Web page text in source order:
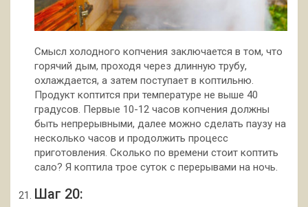
Смысл холодного копчения заключается в том, что
горячий дым, проходя через длинную трубу,
охлаждается, а затем поступает в коптильню.
Продукт коптится при температуре не выше 40
градусов. Первые 10-12 часов копчения должны
быть непрерывными, далее можно сделать паузу на
несколько часов и продолжить процесс
приготовления. Сколько по времени стоит коптить
сало? Я коптила трое суток с перерывами на ночь.
Шаг 20: